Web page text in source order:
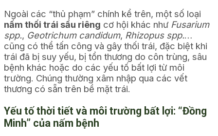
Ngoài các “thủ phạm” chính kể trên, một số loại
nấm thối trái sầu riêng cơ hội khác như Fusarium
spp., Geotrichum candidum, Rhizopus spp.…
cũng có thể tấn công và gây thối trái, đặc biệt khi
trái đã bị suy yếu, bị tổn thương do côn trùng, sâu
bệnh khác hoặc do các yếu tố bất lợi từ môi
trường. Chúng thường xâm nhập qua các vết
thương có sẵn trên bề mặt trái.
Yếu tố thời tiết và môi trường bất lợi: “Đồng
Minh” của nấm bệnh